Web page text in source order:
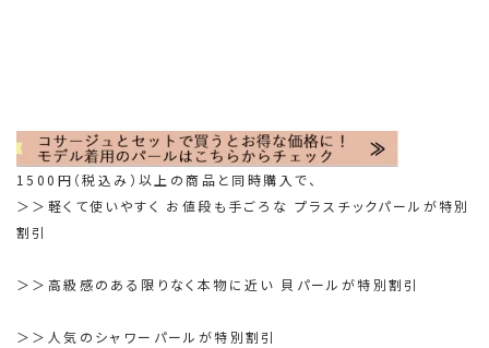
1500円（税込み）以上の商品と同時購入で、
＞＞軽くて使いやすく お値段も手ごろな プラスチックパールが特別
割引
＞＞高級感のある限りなく本物に近い 貝パールが特別割引
＞＞人気のシャワーパールが特別割引